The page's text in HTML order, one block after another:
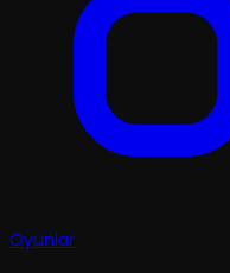
Oyunlar